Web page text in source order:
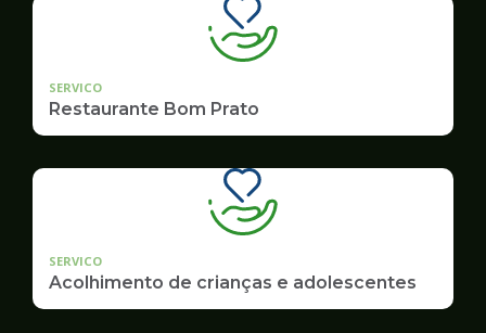
SERVICO
Restaurante Bom Prato
SERVICO
Acolhimento de crianças e adolescentes